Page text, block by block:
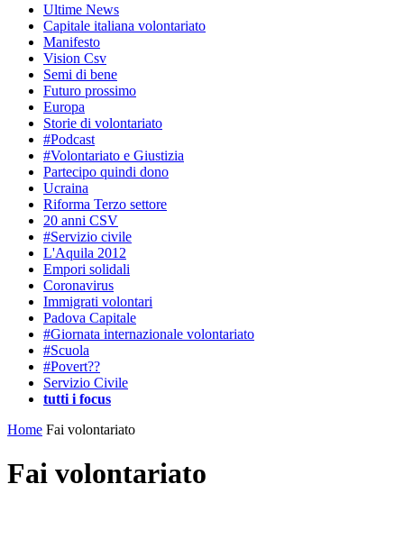
Ultime News
Capitale italiana volontariato
Manifesto
Vision Csv
Semi di bene
Futuro prossimo
Europa
Storie di volontariato
#Podcast
#Volontariato e Giustizia
Partecipo quindi dono
Ucraina
Riforma Terzo settore
20 anni CSV
#Servizio civile
L'Aquila 2012
Empori solidali
Coronavirus
Immigrati volontari
Padova Capitale
#Giornata internazionale volontariato
#Scuola
#Povert??
Servizio Civile
tutti i focus
Home Fai volontariato
Fai volontariato